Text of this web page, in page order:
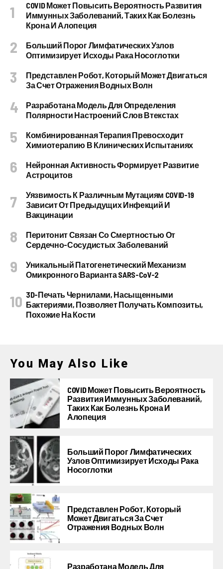
COVID Может Повысить Вероятность Развития
Иммунных Заболеваний, Таких Как Болезнь
Крона И Алопеция
Больший Порог Лимфатических Узлов
Оптимизирует Исходы Рака Носоглотки
Представлен Робот, Который Может Двигаться
За Счет Отражения Водных Волн
Разработана Модель Для Определения
Полярности Настроений Слов Втекстах
Комбинированная Терапия Превосходит
Химиотерапию В Клинических Испытаниях
Нейронная Активность Формирует Развитие
Астроцитов
Уязвимость К Различным Мутациям COVID-19
Зависит От Предыдущих Инфекций И
Вакцинации
Перитонит Связан Со Смертностью От
Сердечно-Сосудистых Заболеваний
Уникальный Патогенетический Механизм
Омикронного Варианта SARS-CoV-2
3D-Печать Чернилами, Насыщенными
Бактериями, Позволяет Получать Композиты,
Похожие На Кости
You May Also Like
COVID Может Повысить Вероятность
Развития Иммунных Заболеваний,
Таких Как Болезнь Крона И
Алопеция
Больший Порог Лимфатических
Узлов Оптимизирует Исходы Рака
Носоглотки
Представлен Робот, Который
Может Двигаться За Счет
Отражения Водных Волн
Разработана Модель Для